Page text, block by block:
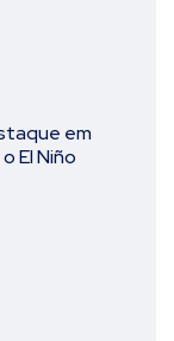
em
El Niño